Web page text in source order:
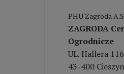
PHU Zagroda
ZAGRODA
Ogrodnicze
UL. Hallera
43-400 Cieszyn